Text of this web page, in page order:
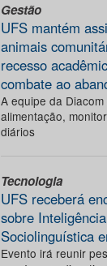
Gestão
UFS mantém
animais
recesso
combate ao
A equipe da
alimentação,
diários
Tecnologia
UFS receberá
sobre
Sociolinguística
Evento irá reunir